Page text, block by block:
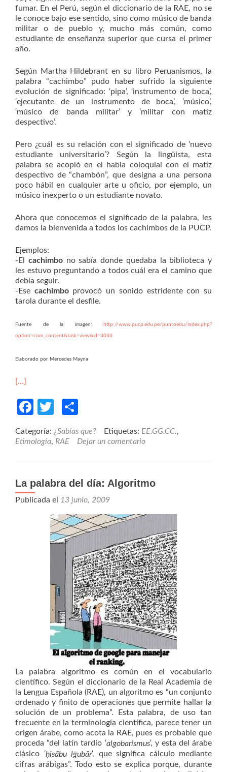
fumar. En el Perú, según el diccionario de la RAE, no se
le conoce bajo ese sentido, sino como músico de banda
militar o de pueblo y, mucho más común, como
estudiante de enseñanza superior que cursa el primer
año.
Según Martha Hildebrant en su libro Peruanismos, la
palabra “cachimbo” pudo haber sufrido la siguiente
evolución de significado: ‘pipa’, ‘instrumento de boca’,
‘ejecutante de un instrumento de boca’, ‘músico’,
‘músico de banda militar’ y ‘militar con matiz
despectivo’.
Pero ¿cuál es su relación con el significado de ‘nuevo
estudiante universitario’? Según la lingüista, esta
palabra se acopló en el habla coloquial con el matiz
despectivo de “chambón”, que designa a una persona
poco hábil en cualquier arte u oficio, por ejemplo, un
músico inexperto o un estudiante novato.
Ahora que conocemos el significado de la palabra, les
damos la bienvenida a todos los cachimbos de la PUCP.
Ejemplos:
-El cachimbono sabía donde quedaba la biblioteca y
les estuvo preguntando a todos cuál era el camino que
debía seguir.
-Ese cachimboprovocó un sonido estridente con su
tarola durante el desfile.
Fuente de la imagen: http://www.pucp.edu.pe/puntoedu/index.php?
option=com_content&task=view&id=3036
Elaborado por Mercedes Mayna
[…]
Facebook
Twitter
Categoría: ¿Sabías que? Etiquetas: EE.GG.CC.,
Etimología, RAE Dejar un comentario
La palabra del día: Algoritmo
Publicada el 13 junio, 2009
La palabra algoritmo es común en el vocabulario
científico. Según el diccionario de la Real Academia de
la Lengua Española (RAE), un algoritmo es “un conjunto
ordenado y finito de operaciones que permite hallar la
solución de un problema”. Esta palabra, de uso tan
frecuente en la terminología científica, parece tener un
origen árabe, como acota la RAE, pues es probable que
proceda “del latín tardío ‘algobarismus‘, y esta del árabe
clásico ‘ḥisābu lḡubār‘, que significa cálculo mediante
cifras arábigas”. Todo esto se explica porque, durante